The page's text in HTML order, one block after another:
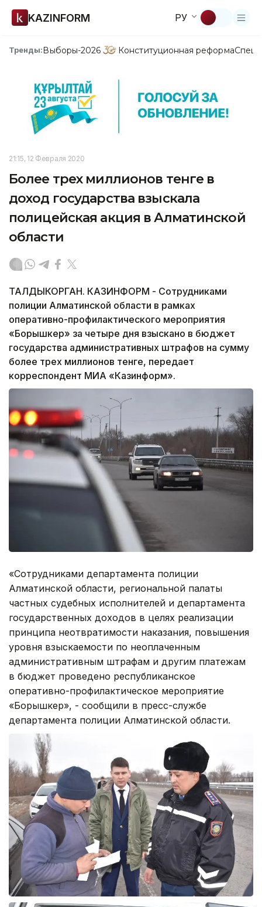
KAZINFORM РУ
Тренды:Выборы-2026 Конституционная реформа
21:15, 12 Февраля 2020
Более трех миллионов тенге в
доход государства взыскала
полицейская акция в Алматинской
области
ТАЛДЫКОРГАН. КАЗИНФОРМ - Сотрудниками
полиции Алматинской области в рамках
оперативно-профилактического мероприятия
«Борышкер» за четыре дня взыскано в бюджет
государства административных штрафов на сумму
более трех миллионов тенге, передает
корреспондент МИА «Казинформ».
«Сотрудниками департамента полиции
Алматинской области, региональной палаты
частных судебных исполнителей и департамента
государственных доходов в целях реализации
принципа неотвратимости наказания, повышения
уровня взыскаемости по неоплаченным
административным штрафам и другим платежам
в бюджет проведено республиканское
оперативно-профилактическое мероприятие
«Борышкер», - сообщили в пресс-службе
департамента полиции Алматинской области.